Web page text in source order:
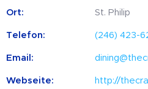
Ort: St. Philip
Telefon: (246) 423-
Email:
Webseite:
http://